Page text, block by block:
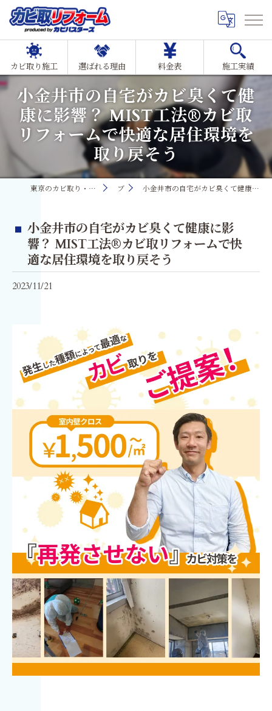
カビ取り施工 選ばれる理由 料金表 施工実績
小金井市の自宅がカビ臭くて健
康に影響？ MIST工法®カビ取
リフォームで快適な居住環境を
取り戻そう
東京のカビ取り・カビ対策ならMIST工法®カビ取リフォーム ブログ 小金井市の自宅がカビ臭くて健康に影響？ MIST工法®カビ取リフォームで快適な居住環境を取り戻そう
小金井市の自宅がカビ臭くて健康に影
響？ MIST工法®カビ取リフォームで快
適な居住環境を取り戻そう
2023/11/21